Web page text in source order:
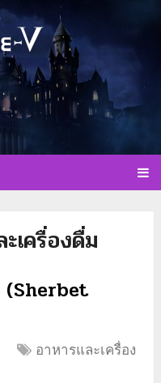
เครื่องดื่ม
(Sherbet
อาหารและเครื่อง